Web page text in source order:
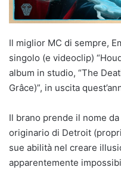
Il miglior MC di sempre,
singolo (e videoclip)
album in studio, “The
Grâce)”, in uscita
Il brano prende il nome
originario di Detroit
sue abilità nel creare
apparentemente